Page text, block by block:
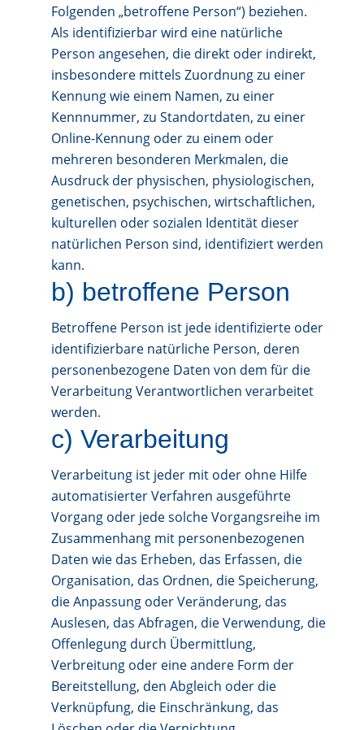
Folgenden „betroffene Person“) beziehen.
Als identifizierbar wird eine natürliche
Person angesehen, die direkt oder indirekt,
insbesondere mittels Zuordnung zu einer
Kennung wie einem Namen, zu einer
Kennnummer, zu Standortdaten, zu einer
Online-Kennung oder zu einem oder
mehreren besonderen Merkmalen, die
Ausdruck der physischen, physiologischen,
genetischen, psychischen, wirtschaftlichen,
kulturellen oder sozialen Identität dieser
natürlichen Person sind, identifiziert werden
kann.
b) betroffene Person
Betroffene Person ist jede identifizierte oder
identifizierbare natürliche Person, deren
personenbezogene Daten von dem für die
Verarbeitung Verantwortlichen verarbeitet
werden.
c) Verarbeitung
Verarbeitung ist jeder mit oder ohne Hilfe
automatisierter Verfahren ausgeführte
Vorgang oder jede solche Vorgangsreihe im
Zusammenhang mit personenbezogenen
Daten wie das Erheben, das Erfassen, die
Organisation, das Ordnen, die Speicherung,
die Anpassung oder Veränderung, das
Auslesen, das Abfragen, die Verwendung, die
Offenlegung durch Übermittlung,
Verbreitung oder eine andere Form der
Bereitstellung, den Abgleich oder die
Verknüpfung, die Einschränkung, das